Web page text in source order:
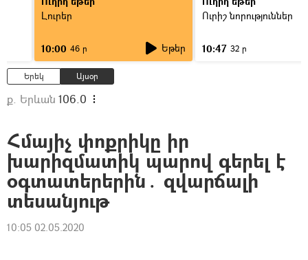
Լուրեր
10:00 46 ր Եթեր
Ուրիշ նորություններ
10:47 32 ր
Երեկ Այսօր
ք. Երևան 106.0
Հմայիչ փոքրիկը իր
խարիզմատիկ պարով գերել է
օգտատերերին․ զվարճալի
տեսանյութ
10:05 02.05.2020